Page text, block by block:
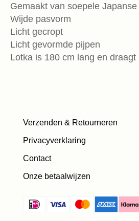
Gemaakt van soepele Japanse
Wijde pasvorm
Licht gecropt
Licht gevormde pijpen
Lotka is 180 cm lang en draagt
Verzenden & Retourneren
Privacyverklaring
Contact
Onze betaalwijzen